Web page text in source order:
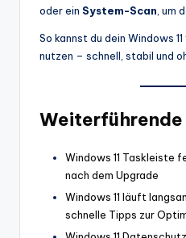
oder ein System-Scan , um
So kannst du dein Windows
nutzen – schnell, stabil und
Windows 11 Taskleiste
nach dem Upgrade
Windows 11 läuft
schnelle Tipps zur